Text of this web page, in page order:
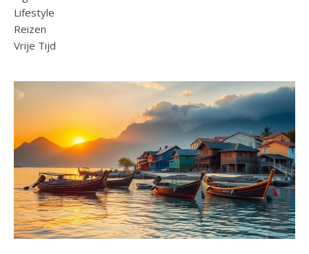
Lifestyle
Reizen
Vrije Tijd